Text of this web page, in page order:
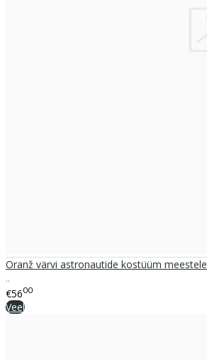
Oranž värvi astronautide kostüüm meestele
..
€5600
Veel